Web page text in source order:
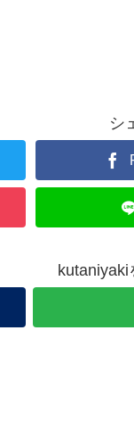
シ
kutaniyaki